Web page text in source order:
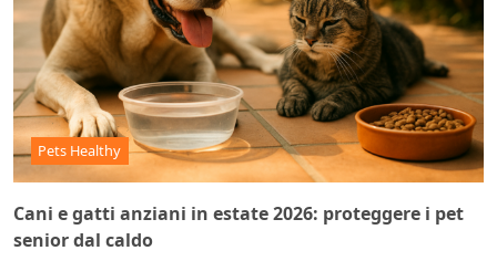
Pets Healthy
Cani e gatti anziani in estate 2026: proteggere i pet
senior dal caldo